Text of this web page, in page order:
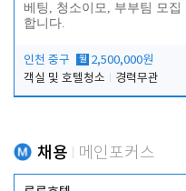
베팅, 청소이모, 부부팀 모집
합니다.
인천 중구 월 2,500,000원
객실 및 호텔청소
경력무관
채용 메인포커스